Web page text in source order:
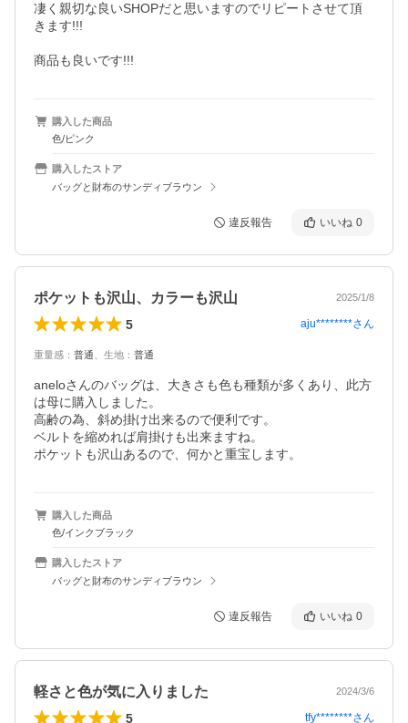
凄く親切な良いSHOPだと思いますのでリピートさせて頂
きます!!!
商品も良いです!!!
購入した商品
色/ピンク
購入したストア
バッグと財布のサンディブラウン
違反報告 いいね 0
ポケットも沢山、カラーも沢山 2025/1/8
5 aju********さん
重量感 ： 普通 生地 ： 普通
aneloさんのバッグは、大きさも色も種類が多くあり、此方
は母に購入しました。
高齢の為、斜め掛け出来るので便利です。
ベルトを縮めれば肩掛けも出来ますね。
ポケットも沢山あるので、何かと重宝します。
購入した商品
色/インクブラック
購入したストア
バッグと財布のサンディブラウン
違反報告 いいね 0
軽さと色が気に入りました 2024/3/6
5 tfy********さん